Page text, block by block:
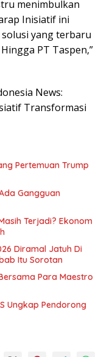
menimbulkan
Inisiatif ini
yang terbaru
PT Taspen,”
News:
Transformasi
Pertemuan Trump
Gangguan
Terjadi? Ekonom
Diramal Jatuh Di
Itu Sorotan
Para Maestro
Ungkap Pendorong